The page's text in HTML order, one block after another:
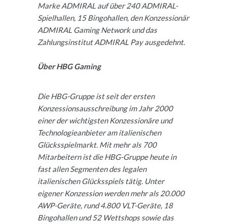
Marke ADMIRAL auf über 240 ADMIRAL-
Spielhallen, 15 Bingohallen, den Konzessionär
ADMIRAL Gaming Network und das
Zahlungsinstitut ADMIRAL Pay ausgedehnt.
Über HBG Gaming
Die HBG-Gruppe ist seit der ersten
Konzessionsausschreibung im Jahr 2000
einer der wichtigsten Konzessionäre und
Technologieanbieter am italienischen
Glücksspielmarkt. Mit mehr als 700
Mitarbeitern ist die HBG-Gruppe heute in
fast allen Segmenten des legalen
italienischen Glücksspiels tätig. Unter
eigener Konzession werden mehr als 20.000
AWP-Geräte, rund 4.800 VLT-Geräte, 18
Bingohallen und 52 Wettshops sowie das